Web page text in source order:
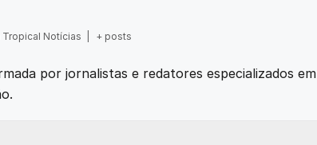
Tropical Notícias + posts
por jornalistas e redatores especializados em